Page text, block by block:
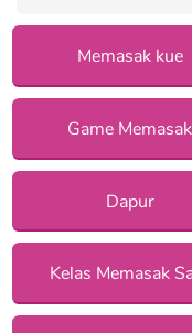
Memasak kue
Game Memasak
Dapur
Kelas Memasak